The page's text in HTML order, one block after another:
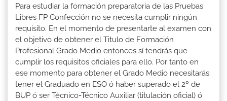
Para estudiar la formación preparatoria de las Pruebas
Libres FP Confección no se necesita cumplir ningún
requisito. En el momento de presentarte al examen con
el objetivo de obtener el Titulo de Formación
Profesional Grado Medio entonces sí tendrás que
cumplir los requisitos oficiales para ello. Por tanto en
ese momento para obtener el Grado Medio necesitarás:
tener el Graduado en ESO ó haber superado el 2º de
BUP ó ser Técnico-Técnico Auxiliar (titulación oficial) ó